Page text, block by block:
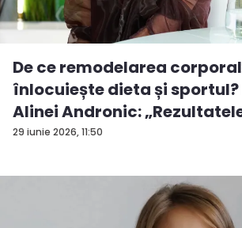
29 iunie 2026, 11:50
De ce remodelarea
înlocuiește dieta și
Alinei Andronic: